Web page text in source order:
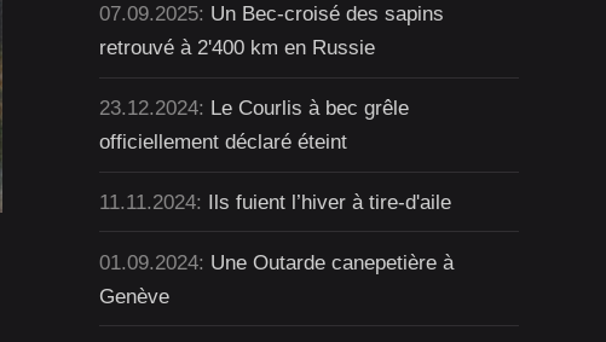
07.09.2025: Un Bec-croisé des sapins
retrouvé à 2'400 km en Russie
23.12.2024: Le Courlis à bec grêle
officiellement déclaré éteint
11.11.2024: Ils fuient l’hiver à tire-d'aile
01.09.2024: Une Outarde canepetière à
Genève